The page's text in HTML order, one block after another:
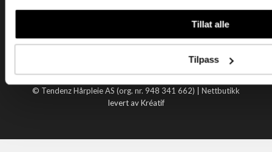
Tillat alle
Tilpass
Om oss
Handle hos oss
© Tendenz Hårpleie AS (org. nr. 948 341 662) | Nettbutikk
levert av Kréatif